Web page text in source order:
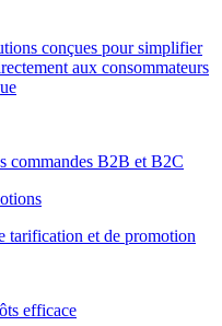
conçues pour simplifier
aux consommateurs
commandes B2B et B2C
tarification et de promotion
efficace